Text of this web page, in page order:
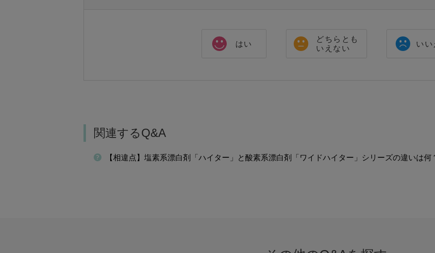
はい
どちらとも
いえない
いい
関連するQ&A
【相違点】塩素系漂白剤「ハイター」と酸素系漂白剤「ワイドハイター」シリーズの違いは何